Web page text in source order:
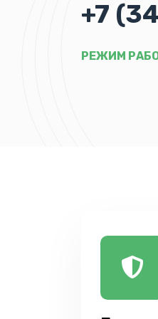
+7
РЕЖИМ